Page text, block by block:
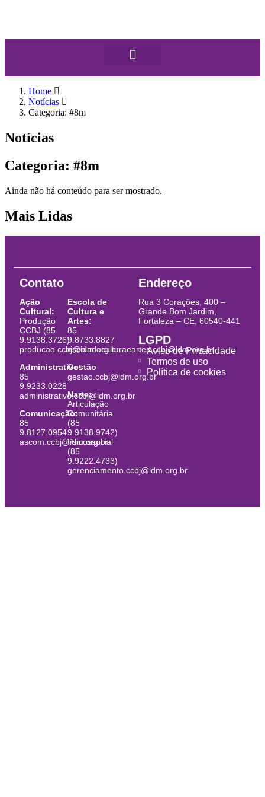
Home
Notícias
Categoria: #8m
Notícias
Categoria: #8m
Ainda não há conteúdo para ser mostrado.
Mais Lidas
Contato
Ação
Cultural:
Produção
CCBJ (85
9.9138.3726)
producao.ccbj@idm.org.br
Administrativo:
85
9.9233.0228
administrativo.ccbj@idm.org.br
Comunicação:
85
9.8127.0954
ascom.ccbj@idm.org.br
Escola de
Cultura e
Artes:
85
9.8733.8827
escoladeculturaeartes.ccbj@idm.org.br
Gestão
gestao.ccbj@idm.org.br
Narte:
Articulação
Comunitária
(85
9.9138.9742)
Psicossocial
(85
9.9222.4733)
gerenciamento.ccbj@idm.org.br
Endereço
Rua 3 Corações, 400 –
Grande Bom Jardim,
Fortaleza – CE, 60540-441
LGPD
Aviso de Privacidade
Termos de uso
Política de cookies